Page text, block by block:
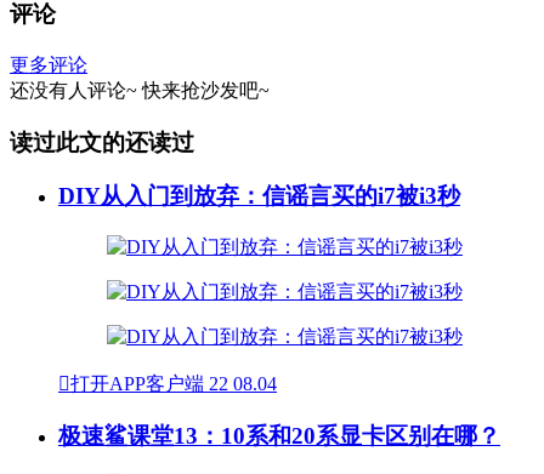
评论
更多评论
还没有人评论~ 快来抢沙发吧~
读过此文的还读过
DIY从入门到放弃：信谣言买的i7被i3秒
打开APP客户端 22 08.04
极速鲨课堂13：10系和20系显卡区别在哪？